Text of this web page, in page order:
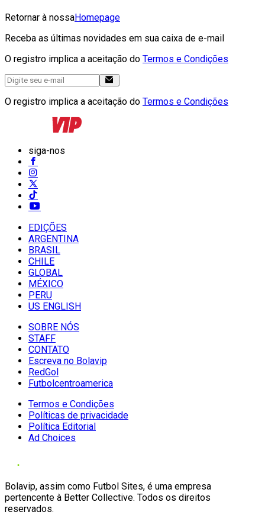
Retornar à nossaHomepage
Receba as últimas novidades em sua caixa de e-mail
O registro implica a aceitação do Termos e Condições
O registro implica a aceitação do Termos e Condições
siga-nos
EDIÇÕES
ARGENTINA
BRASIL
CHILE
GLOBAL
MÉXICO
PERU
US ENGLISH
SOBRE NÓS
STAFF
CONTATO
Escreva no Bolavip
RedGol
Futbolcentroamerica
Termos e Condições
Políticas de privacidade
Política Editorial
Ad Choices
Bolavip, assim como Futbol Sites, é uma empresa
pertencente à Better Collective. Todos os direitos
reservados.